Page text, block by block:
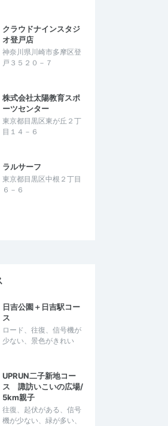
クラウドナインスタジ
オ登戸店
神奈川県川崎市多摩区登
戸３５２０－７
株式会社太陽教育スポ
ーツセンター
東京都目黒区東が丘２丁
目１４－６
ラルサーフ
東京都目黒区中根２丁目
６－６
日吉公園＋日吉駅コー
ス
ロード、往復、信号機が
少ない、景色がきれい
UPRUN二子新地コー
ス 諏訪いこいの広場/
5km親子
往復、起伏がある、信号
機が少ない、緑が多い、